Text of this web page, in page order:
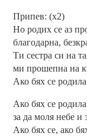
Припев: (x2)
Но родих се аз
благодарна,
Ти сестра си на
ми прошепна на
Ако бях се
Ако бях се
за да моля небе и
Ако бях се, ако